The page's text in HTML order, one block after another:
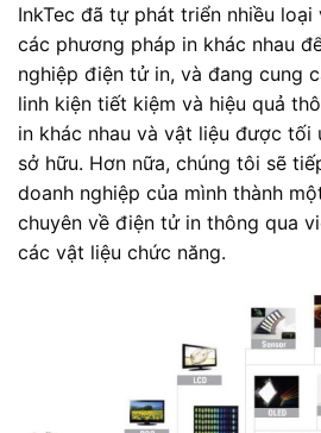
InkTec đã tự phát triển nhiều
các phương pháp in khác nhau
nghiệp điện tử in, và đang cung
linh kiện tiết kiệm và hiệu quả
in khác nhau và vật liệu được tối
sở hữu. Hơn nữa, chúng tôi sẽ
doanh nghiệp của mình thành
chuyên về điện tử in thông qua
các vật liệu chức năng.